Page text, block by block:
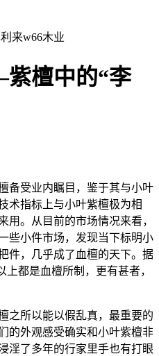
来w66木业
檀中的“李
受业内瞩目，鉴于其与小叶
术指标上与小叶紫檀极为相
用。从目前的市场情况来看，
些小件市场，发现当下标明小
件，几乎成了血檀的天下。据
都是血檀所制，更有甚者，
所以能以假乱真，最重要的
的外观感受确实和小叶紫檀非
淫了多年的行家里手也有打眼